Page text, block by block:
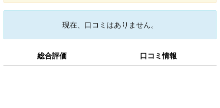
現在、口コミはありません。
総合評価 口コミ情報